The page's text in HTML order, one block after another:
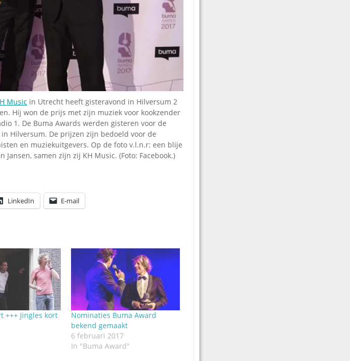
Music in Utrecht heeft gisteravond in Hilversum 2
Hij won de prijs met zijn muziek voor kookzender
1. De Buma Awards werden gisteren voor de
Hilversum. De prijzen zijn bedoeld voor de
en muziekuitgevers. Op de foto v.l.n.r: een blije
samen zijn zij KH Music. (Foto: Facebook.)
LinkedIn E-mail
+++ Jingles kort
Nominaties Buma Award
bekend gemaakt
6 februari 2017
In "Buma Award"